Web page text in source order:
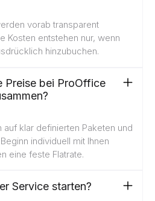
vorab transparent
Kosten entstehen nur, wenn
hinzubuchen.
Preise bei ProOffice
klar definierten Paketen und
individuell mit Ihnen
eine feste Flatrate.
Service starten?